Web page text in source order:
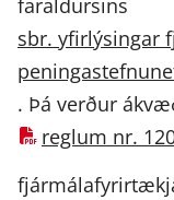
faraldursins
sbr. yfirlýsingar
. Þá verður
reglum nr.